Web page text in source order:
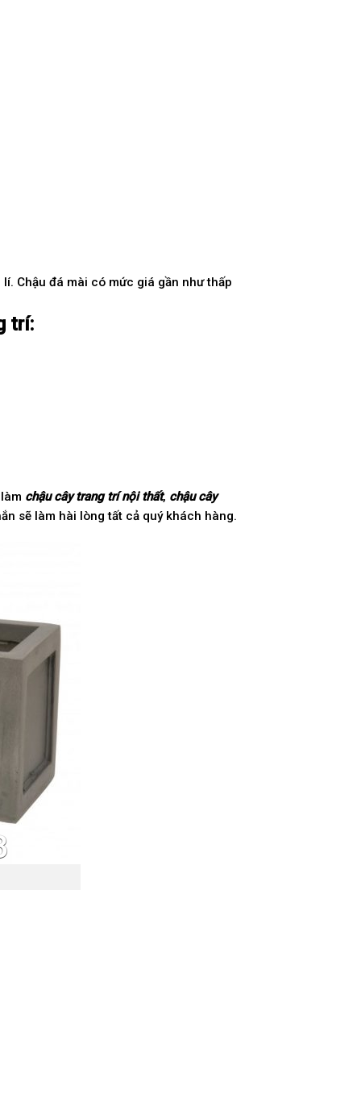
Chậu đá mài có mức giá gần như thấp
trí:
chậu cây trang trí nội thất, chậu cây
sẽ làm hài lòng tất cả quý khách hàng.